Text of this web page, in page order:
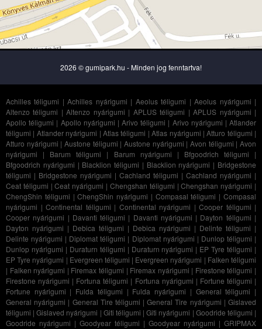
2026 © gumipark.hu - Minden jog fenntartva!
Achilles téligumi |Achilles nyárigumi | Aeolus téligumi |Aeolus nyárigumi |
Altenzo téligumi |Altenzo nyárigumi | APLUS téligumi |APLUS nyárigumi |
Apollo téligumi | Apollo nyárigumi |Arivo téligumi | Arivo nyárigumi |Atlander
téligumi | Atlander nyárigumi | Atlas téligumi |Atlas nyárigumi |Atturo téligumi |
Atturo nyárigumi |Austone téligumi |Austone nyárigumi |Avon téligumi |Avon
nyárigumi | Barum téligumi | Barum nyárigumi | Bfgoodrich téligumi |
Bfgoodrich nyárigumi | Blacklion téligumi | Blacklion nyárigumi | Bridgestone
téligumi | Bridgestone nyárigumi | Cachland téligumi | Cachland nyárigumi |
Ceat téligumi |Ceat nyárigumi | Chengshan téligumi |Chengshan nyárigumi |
ChengShin téligumi |ChengShin nyárigumi | Compasal téligumi |Compasal
nyárigumi | Continental téligumi | Continental nyárigumi | Cooper téligumi |
Cooper nyárigumi | Davanti téligumi | Davanti nyárigumi | Dayton téligumi |
Dayton nyárigumi | Debica téligumi | Debica nyárigumi | Delinte téligumi |
Delinte nyárigumi | Diplomat téligumi | Diplomat nyárigumi | Dunlop téligumi |
Dunlop nyárigumi | Duraturn téligumi | Duraturn nyárigumi | EP Tyre téligumi |
EP Tyre nyárigumi | Evergreen téligumi | Evergreen nyárigumi | Falken téligumi
| Falken nyárigumi | Firemax téligumi | Firemax nyárigumi | Firestone téligumi |
Firestone nyárigumi | Fortuna téligumi | Fortuna nyárigumi | Fortune téligumi |
Fortune nyárigumi | Fulda téligumi | Fulda nyárigumi | General téligumi |
General nyárigumi | General Tire téligumi |General Tire nyárigumi |Gislaved
téligumi |Gislaved nyárigumi | Giti téligumi |Giti nyárigumi | Goodride téligumi |
Goodride nyárigumi | Goodyear téligumi | Goodyear nyárigumi | GRIPMAX